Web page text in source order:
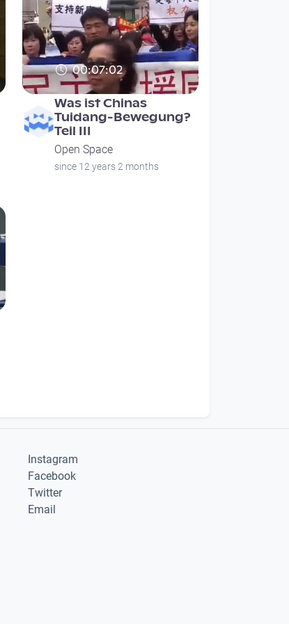
00:07:02
Was ist Chinas
Tuidang-Bewegung?
Teil III
Open Space
since 12 years 2 months
Instagram
Facebook
Twitter
Email